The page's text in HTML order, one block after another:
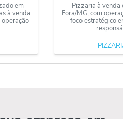
em
à venda
operação
Pizzaria à venda
Fora/MG, com
foco estratégico